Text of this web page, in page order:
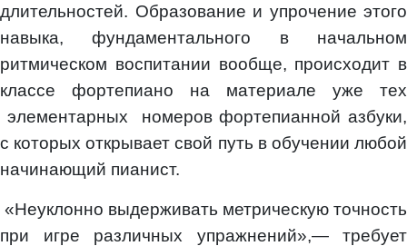
длительностей. Образование и упрочение этого
навыка, фундаментального в начальном
ритмическом воспитании вообще, происходит в
классе фортепиано на материале уже тех
элементарных номеров фортепианной азбуки,
с которых открывает свой путь в обучении любой
начинающий пианист.
«Неуклонно выдерживать метрическую точность
при игре различных упражнений»,— требует